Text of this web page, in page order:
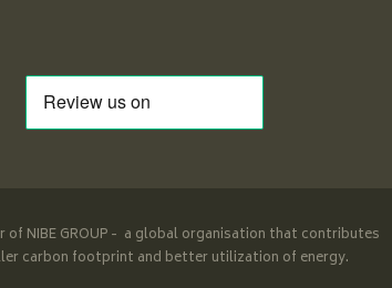
of NIBE GROUP - a global organisation that contributes
carbon footprint and better utilization of energy.